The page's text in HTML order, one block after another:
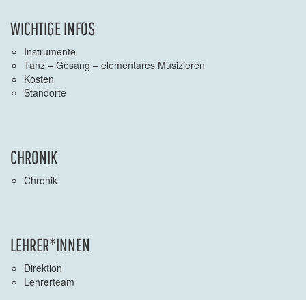
WICHTIGE INFOS
Instrumente
Tanz – Gesang – elementares Musizieren
Kosten
Standorte
CHRONIK
Chronik
LEHRER*INNEN
Direktion
Lehrerteam